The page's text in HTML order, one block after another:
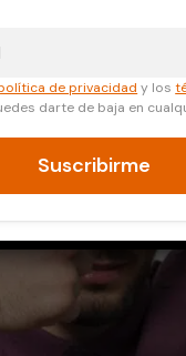
de privacidad y los
darte de baja en
Suscribirme